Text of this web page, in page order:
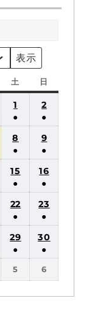
土
曜
日
曜
1
●
(1
件
の
イ
ベ
ン
ト)
2
●
(1
件
の
イ
ベ
ン
ト)
8
●
(1
件
の
イ
ベ
ン
ト)
9
●
(1
件
の
イ
ベ
ン
ト)
15
●
(1
件
の
イ
ベ
ン
ト)
16
●
(1
件
の
イ
ベ
ン
ト)
22
●
(1
件
イ
ン
23
●
(1
件
イ
ン
29
●
30
●
5 6